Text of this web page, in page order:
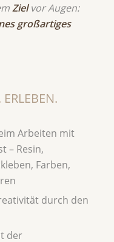
Zielvor Augen:
großartiges
Arbeiten mit
– Resin,
Farben,
durch den
der